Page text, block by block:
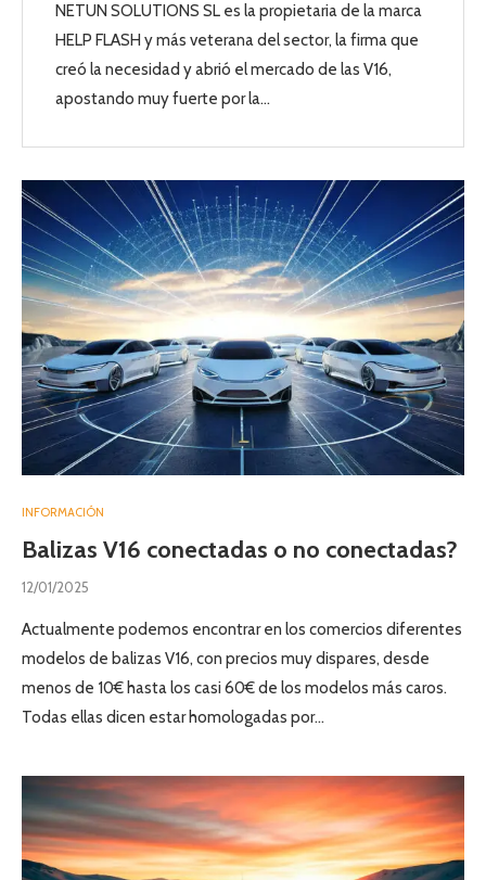
NETUN SOLUTIONS SL es la propietaria de la marca
HELP FLASH y más veterana del sector, la firma que
creó la necesidad y abrió el mercado de las V16,
apostando muy fuerte por la…
INFORMACIÓN
Balizas V16 conectadas o no conectadas?
12/01/2025
Actualmente podemos encontrar en los comercios diferentes
modelos de balizas V16, con precios muy dispares, desde
menos de 10€ hasta los casi 60€ de los modelos más caros.
Todas ellas dicen estar homologadas por…